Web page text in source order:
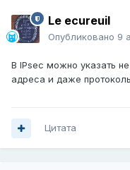
Le ecureuil
Опубликовано 9
В IPsec можно указать
адреса и даже
Цитата